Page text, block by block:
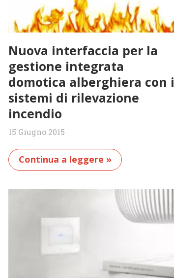
Nuova interfaccia per la
gestione integrata
domotica alberghiera con i
sistemi di rilevazione
incendio
15 Giugno 2015
Continua a leggere »